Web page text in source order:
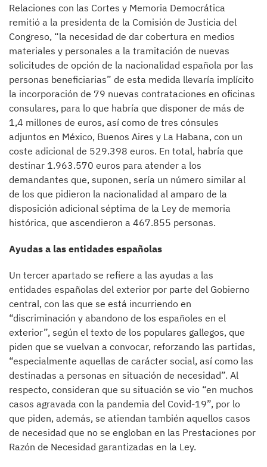
Relaciones con las Cortes y Memoria Democrática
remitió a la presidenta de la Comisión de Justicia del
Congreso, “la necesidad de dar cobertura en medios
materiales y personales a la tramitación de nuevas
solicitudes de opción de la nacionalidad española por las
personas beneficiarias” de esta medida llevaría implícito
la incorporación de 79 nuevas contrataciones en oficinas
consulares, para lo que habría que disponer de más de
1,4 millones de euros, así como de tres cónsules
adjuntos en México, Buenos Aires y La Habana, con un
coste adicional de 529.398 euros. En total, habría que
destinar 1.963.570 euros para atender a los
demandantes que, suponen, sería un número similar al
de los que pidieron la nacionalidad al amparo de la
disposición adicional séptima de la Ley de memoria
histórica, que ascendieron a 467.855 personas.
Ayudas a las entidades españolas
Un tercer apartado se refiere a las ayudas a las
entidades españolas del exterior por parte del Gobierno
central, con las que se está incurriendo en
“discriminación y abandono de los españoles en el
exterior”, según el texto de los populares gallegos, que
piden que se vuelvan a convocar, reforzando las partidas,
“especialmente aquellas de carácter social, así como las
destinadas a personas en situación de necesidad”. Al
respecto, consideran que su situación se vio “en muchos
casos agravada con la pandemia del Covid-19”, por lo
que piden, además, se atiendan también aquellos casos
de necesidad que no se engloban en las Prestaciones por
Razón de Necesidad garantizadas en la Ley.